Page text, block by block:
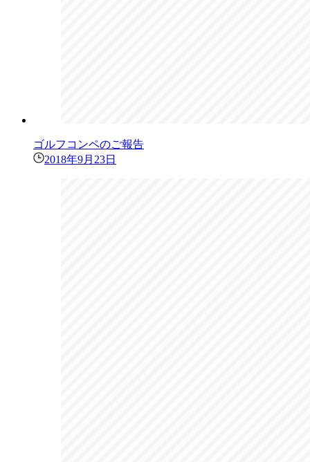
ゴルフコンペのご報告
2018年9月23日